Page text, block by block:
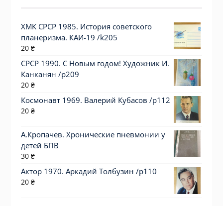
ХМК СРСР 1985. История советского
планеризма. КАИ-19 /k205
20 ₴
СРСР 1990. С Новым годом! Художник И.
Канканян /р209
20 ₴
Космонавт 1969. Валерий Кубасов /p112
20 ₴
А.Кропачев. Хронические пневмонии у
детей БПВ
30 ₴
Актор 1970. Аркадий Толбузин /p110
20 ₴